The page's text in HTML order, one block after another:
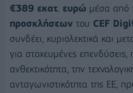
€389 εκατ. ευρώ μέσα από
προσκλήσεων του CEF
συνδέει, κυριολεκτικά και
για στοχευμένες
ανθεκτικότητα, την
ανταγωνιστικότητα της ΕΕ,